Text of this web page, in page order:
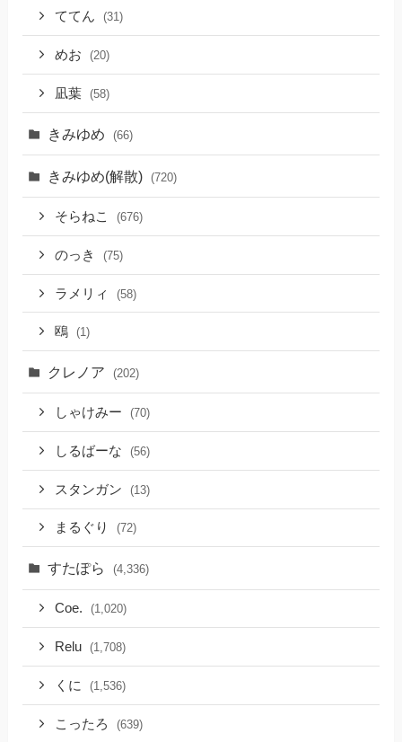
ててん (31)
めお (20)
凪葉 (58)
きみゆめ (66)
きみゆめ(解散) (720)
そらねこ (676)
のっき (75)
ラメリィ (58)
鴎 (1)
クレノア (202)
しゃけみー (70)
しるばーな (56)
スタンガン (13)
まるぐり (72)
すたぽら (4,336)
Coe. (1,020)
Relu (1,708)
くに (1,536)
こったろ (639)